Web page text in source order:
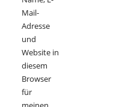
Mail-
Adresse
und
Website in
diesem
Browser
für